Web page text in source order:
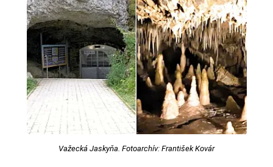
Regióny
Važecká Jaskyňa. Fotoarchív: František Kovár